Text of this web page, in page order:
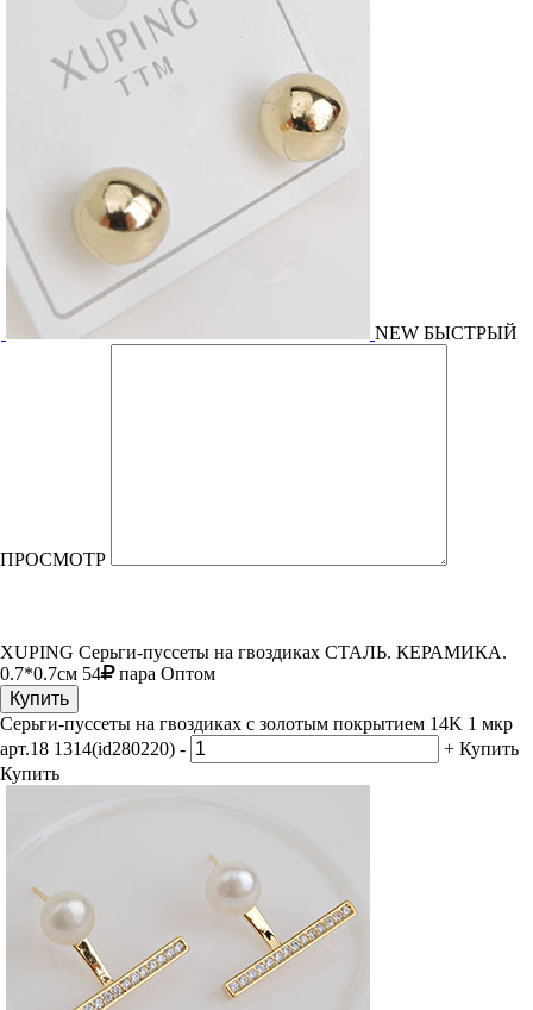
NEW БЫСТРЫЙ
ПРОСМОТР
XUPING Серьги-пуссеты на гвоздиках СТАЛЬ. КЕРАМИКА.
0.7*0.7см 54 пара Оптом
Купить
Серьги-пуссеты на гвоздиках с золотым покрытием 14K 1 мкр
арт.18 1314(id280220) - + Купить
Купить